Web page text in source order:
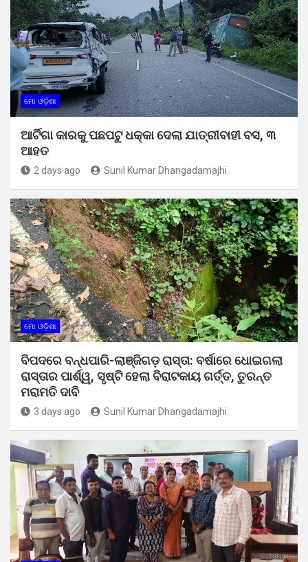
ମୋ ଓଡ଼ିଶା
ଆର୍ଟିଗା କାରକୁ ପଛପଟୁ ଧକ୍କା ଦେଲା ଯାତ୍ରୀବାହୀ ବସ, ୩
ଆହତ
2 days ago Sunil Kumar Dhangadamajhi
ମୋ ଓଡ଼ିଶା
ବିପଦରେ ବନ୍ଧପାରି-ଲାଞ୍ଜିଗଡ଼ ରାସ୍ତା: ବର୍ଷାରେ ଧୋଇଗଲା
ରାସ୍ତାର ପାର୍ଶ୍ୱ, ସୃଷ୍ଟି ହେଲା ବିରାଟକାୟ ଗର୍ତ୍ତ, ତୁରନ୍ତ
ମରାମତି ଦାବି
3 days ago Sunil Kumar Dhangadamajhi